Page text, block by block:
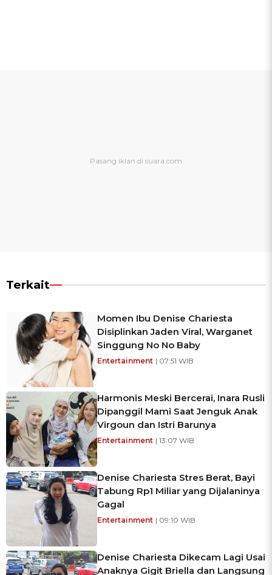
Terkait
Momen Ibu Denise Chariesta
Disiplinkan Jaden Viral, Warganet
Singgung No No Baby
Entertainment | 07:51 WIB
Harmonis Meski Bercerai, Inara Rusli
Dipanggil Mami Saat Jenguk Anak
Virgoun dan Istri Barunya
Entertainment | 13:07 WIB
Denise Chariesta Stres Berat, Bayi
Tabung Rp1 Miliar yang Dijalaninya
Gagal
Entertainment | 09:10 WIB
Denise Chariesta Dikecam Lagi Usai
Anaknya Gigit Briella dan Langsung